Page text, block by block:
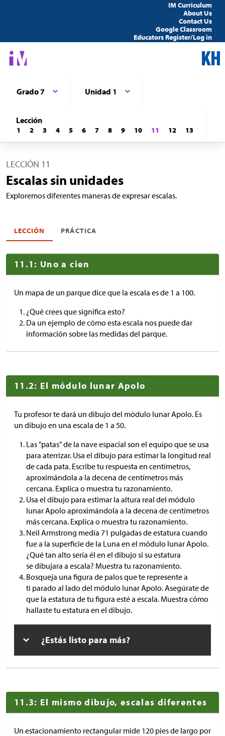
IM Curriculum
About Us
Contact Us
Google Classroom
Educators Register/Log in
Grado 7 Unidad 1
Lección
1 2 3 4 5 6 7 8 9 10 11 12 13
LECCIÓN 11
Escalas sin unidades
Exploremos diferentes maneras de expresar escalas.
LECCIÓN PRÁCTICA
11.1: Uno a cien
Un mapa de un parque dice que la escala es de 1 a 100.
¿Qué crees que significa esto?
Da un ejemplo de cómo esta escala nos puede dar
información sobre las medidas del parque.
11.2: El módulo lunar Apolo
Tu profesor te dará un dibujo del módulo lunar Apolo. Es
un dibujo en una escala de 1 a 50.
Las "patas" de la nave espacial son el equipo que se usa
para aterrizar. Usa el dibujo para estimar la longitud real
de cada pata. Escribe tu respuesta en centímetros,
aproximándola a la decena de centímetros más
cercana. Explica o muestra tu razonamiento.
Usa el dibujo para estimar la altura real del módulo
lunar Apolo aproximándola a la decena de centímetros
más cercana. Explica o muestra tu razonamiento.
Neil Armstrong medía 71 pulgadas de estatura cuando
fue a la superficie de la Luna en el módulo lunar Apolo.
¿Qué tan alto sería él en el dibujo si su estatura
se dibujara a escala? Muestra tu razonamiento.
Bosqueja una figura de palos que te represente a
ti parado al lado del módulo lunar Apolo. Asegúrate de
que la estatura de tu figura esté a escala. Muestra cómo
hallaste tu estatura en el dibujo.
¿Estás listo para más?
11.3: El mismo dibujo, escalas diferentes
Un estacionamiento rectangular mide 120 pies de largo por